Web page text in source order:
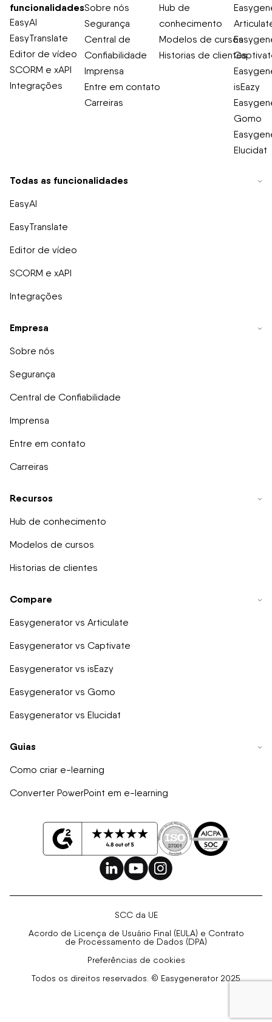
funcionalidades
EasyAI
EasyTranslate
Editor de vídeo
SCORM e xAPI
Integrações
Sobre nós
Segurança
Central de
Confiabilidade
Imprensa
Entre em contato
Carreiras
Hub de
conhecimento
Modelos de cursos
Historias de clientes
isEazy
Gomo
Elucidat
Todas as funcionalidades
EasyAI
EasyTranslate
Editor de vídeo
SCORM e xAPI
Integrações
Empresa
Sobre nós
Segurança
Central de Confiabilidade
Imprensa
Entre em contato
Carreiras
Recursos
Hub de conhecimento
Modelos de cursos
Historias de clientes
Compare
Easygenerator vs Articulate
Easygenerator vs Captivate
Easygenerator vs isEazy
Easygenerator vs Gomo
Easygenerator vs Elucidat
Guias
Como criar e-learning
Converter PowerPoint em e-learning
SCC da UE
Acordo de Licença de Usuário Final (EULA) e Contrato
de Processamento de Dados (DPA)
Preferências de cookies
Todos os direitos reservados. © Easygenerator 2025